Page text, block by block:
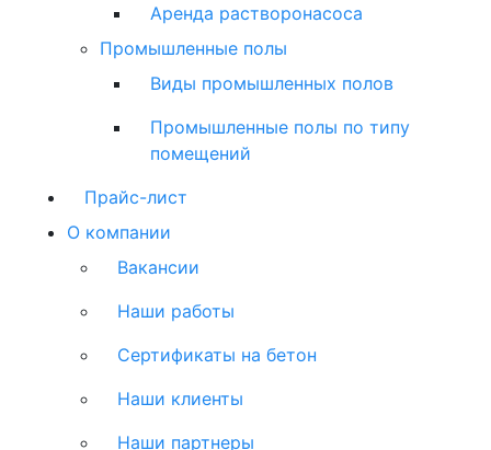
Аренда растворонасоса
Промышленные полы
Виды промышленных полов
Промышленные полы по типу
помещений
Прайс-лист
О компании
Вакансии
Наши работы
Сертификаты на бетон
Наши клиенты
Наши партнеры